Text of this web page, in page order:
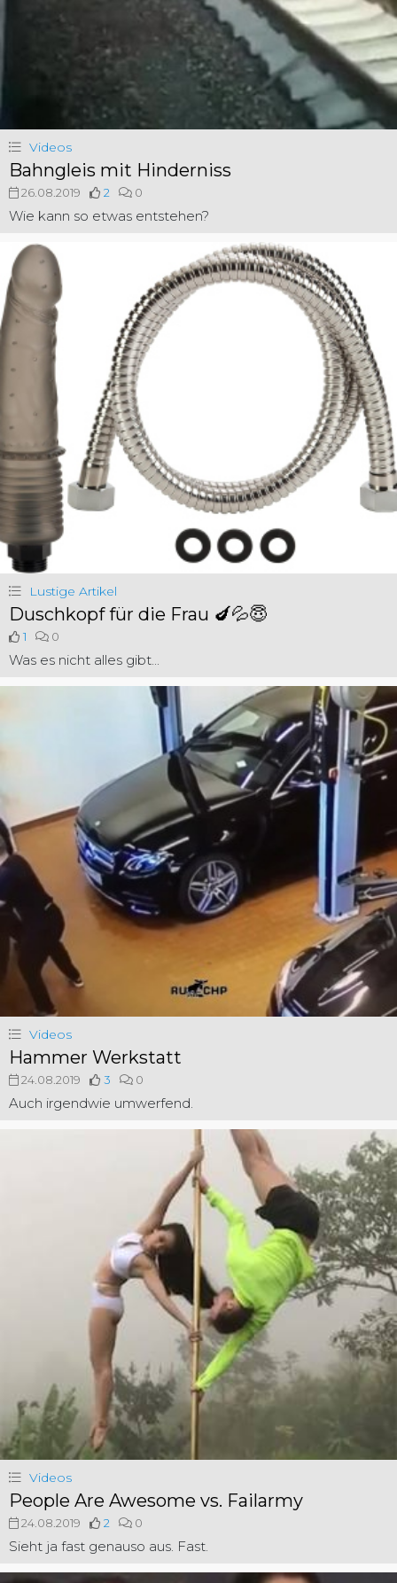
Videos
Bahngleis mit Hinderniss
26.08.2019 2 0
Wie kann so etwas entstehen?
Lustige Artikel
Duschkopf für die Frau 🍆💦😇
1 0
Was es nicht alles gibt...
Videos
Hammer Werkstatt
24.08.2019 3 0
Auch irgendwie umwerfend.
Videos
People Are Awesome vs. Failarmy
24.08.2019 2 0
Sieht ja fast genauso aus. Fast.